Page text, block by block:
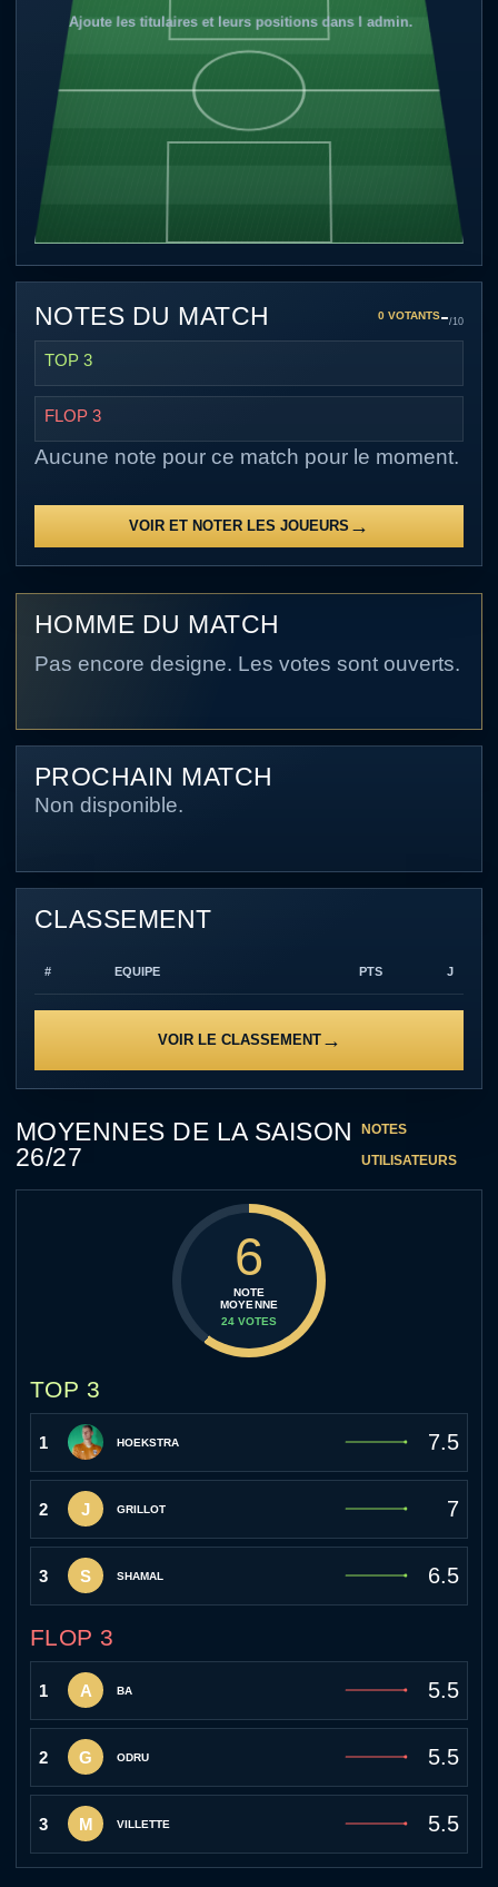
Ajoute les titulaires et leurs positions dans l admin.
NOTES DU MATCH 0 VOTANTS-/10
TOP 3
FLOP 3
Aucune note pour ce match pour le moment.
VOIR ET NOTER LES JOUEURS
HOMME DU MATCH
Pas encore designe. Les votes sont ouverts.
PROCHAIN MATCH
Non disponible.
CLASSEMENT
# EQUIPE PTS J
VOIR LE CLASSEMENT
MOYENNES DE LA SAISON
26/27
NOTES
UTILISATEURS
TOP 3
1 HOEKSTRA 7.5
2 J GRILLOT 7
3 S SHAMAL 6.5
6
NOTE
MOYENNE
24 VOTES
FLOP 3
1 A BA 5.5
2 G ODRU 5.5
3 M VILLETTE 5.5